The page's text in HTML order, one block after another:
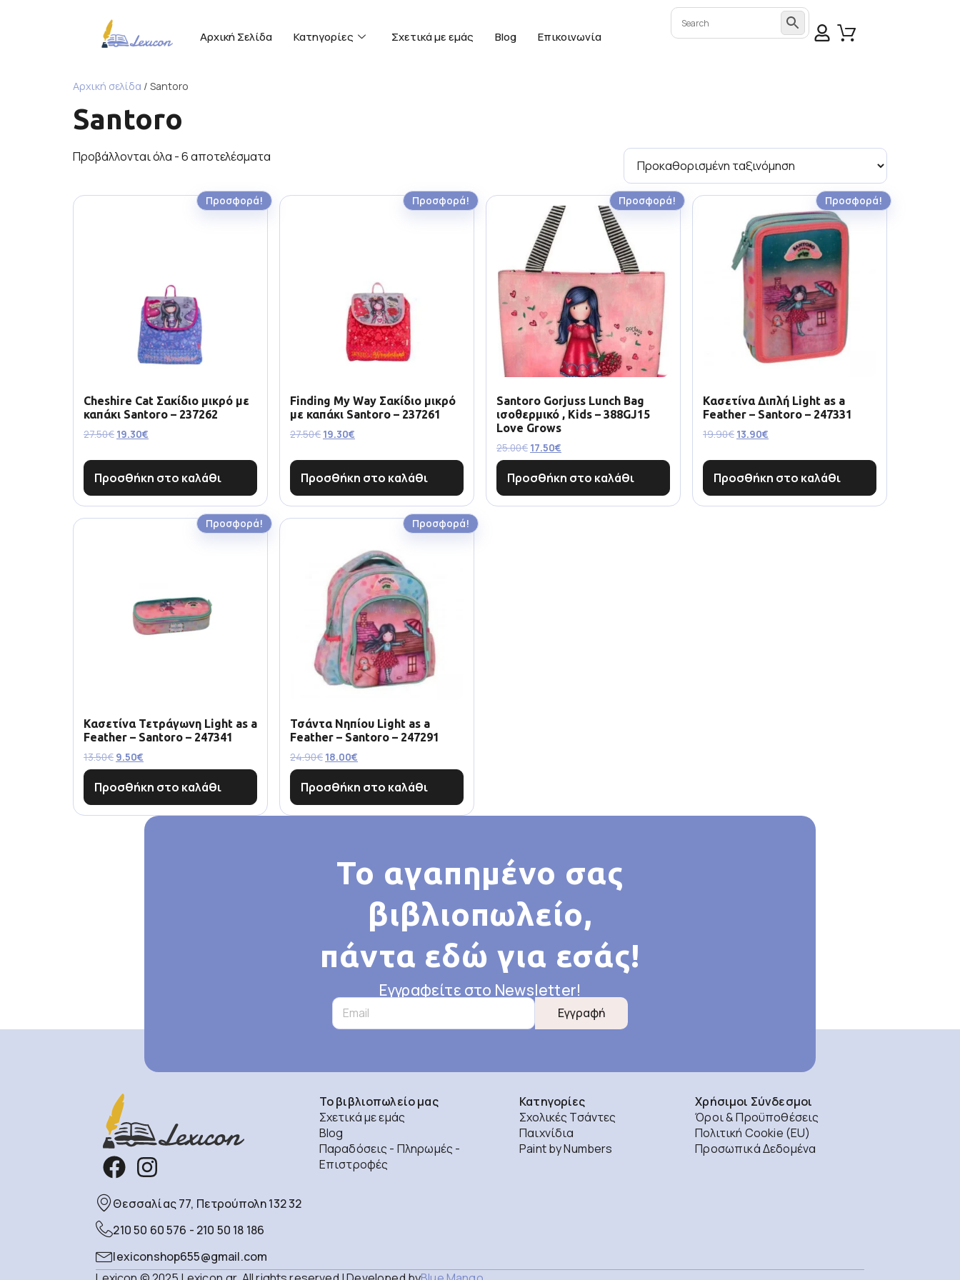
Αρχική Σελίδα Κατηγορίες Σχετικά με εμάς Blog Επικοινωνία
Αρχική σελίδα / Santoro
Santoro
Προβάλλονται όλα - 6 αποτελέσματα
Προσφορά!
Cheshire Cat Σακίδιο μικρό με
καπάκι Santoro – 237262
27.50€ 19.30€
Προσθήκη στο καλάθι
Προσφορά!
Finding My Way Σακίδιο μικρό
με καπάκι Santoro – 237261
27.50€ 19.30€
Προσθήκη στο καλάθι
Προσφορά!
Santoro Gorjuss Lunch Bag
ισοθερμικό , Kids – 388GJ15
Love Grows
25.00€ 17.50€
Προσθήκη στο καλάθι
Προσφορά!
Κασετίνα Διπλή Light as a
Feather – Santoro – 247331
19.90€ 13.90€
Προσθήκη στο καλάθι
Προσφορά!
Κασετίνα Τετράγωνη Light as a
Feather – Santoro – 247341
13.50€ 9.50€
Προσθήκη στο καλάθι
Προσφορά!
Τσάντα Νηπίου Light as a
Feather – Santoro – 247291
24.90€ 18.00€
Προσθήκη στο καλάθι
Το αγαπημένο σας
βιβλιοπωλείο,
πάντα εδώ για εσάς!
Εγγραφείτε στο Newsletter!
Εγγραφή
Θεσσαλίας 77, Πετρούπολη 132 32
210 50 60 576 - 210 50 18 186
lexiconshop655@gmail.com
Το βιβλιοπωλείο μας
Σχετικά με εμάς
Blog
Παραδόσεις - Πληρωμές -
Επιστροφές
Κατηγορίες
Σχολικές Τσάντες
Παιχνίδια
Paint by Numbers
Χρήσιμοι Σύνδεσμοι
Όροι & Προϋποθέσεις
Πολιτική Cookie (EU)
Προσωπικά Δεδομένα